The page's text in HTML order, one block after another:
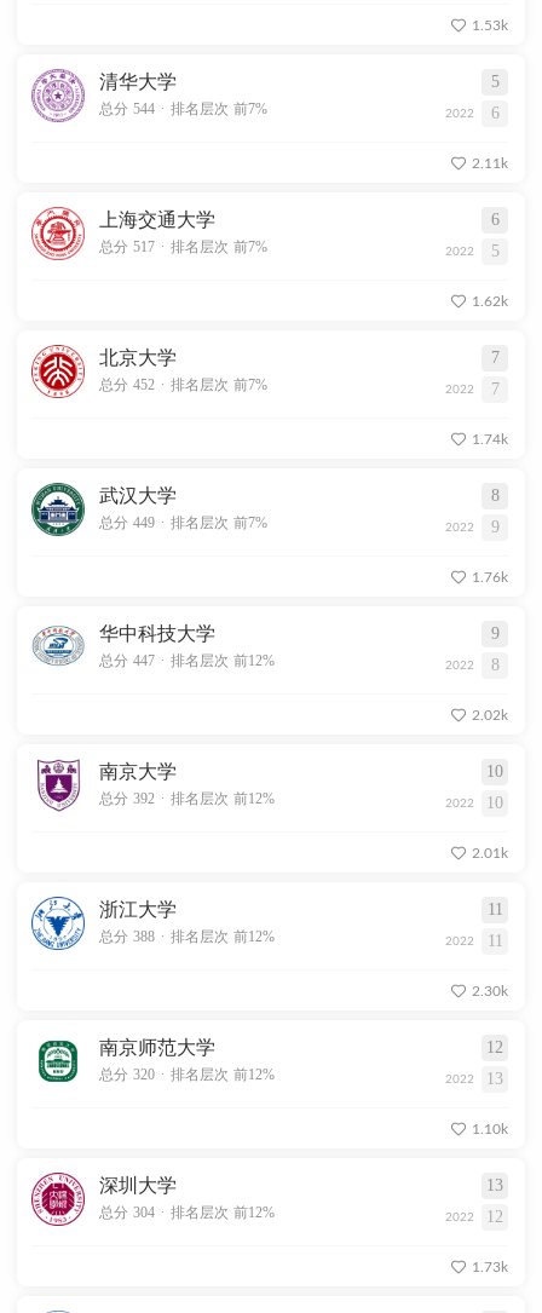
1.53k
清华大学 5
总分 544 . 排名层次 前7% 2022 6
2.11k
上海交通大学 6
总分 517 . 排名层次 前7% 2022 5
1.62k
北京大学 7
总分 452 . 排名层次 前7% 2022 7
1.74k
武汉大学 8
总分 449 . 排名层次 前7% 2022 9
1.76k
华中科技大学 9
总分 447 . 排名层次 前12% 2022 8
2.02k
南京大学 10
总分 392 . 排名层次 前12% 2022 10
2.01k
浙江大学 11
总分 388 . 排名层次 前12% 2022 11
2.30k
南京师范大学 12
总分 320 . 排名层次 前12% 2022 13
1.10k
深圳大学 13
总分 304 . 排名层次 前12% 2022 12
1.73k